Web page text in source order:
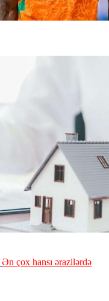
Ən çox hansı ərazilərdə